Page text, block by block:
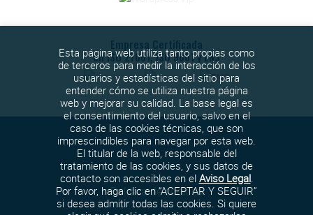
Empresa Certificada
en ISO 27001, ISO 9001 y ENS
Política de cookies
Esta página web utiliza tanto propias como
de terceros para medir la interacción de los
usuarios y estadísticas del sitio para
entender cómo se utiliza nuestra página
web y mejorar su calidad. La base legal es
el consentimiento del usuario, salvo en el
caso de las cookies técnicas, que son
imprescindibles para navegar por esta web.
El titular de la web, responsable del
tratamiento de las cookies, y sus datos de
contacto son accesibles en el Aviso Legal.
Por favor, haga clic en “ACEPTAR Y SEGUIR”
si desea admitir todas las cookies. Si quiere